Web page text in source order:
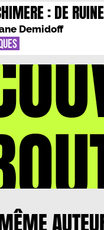
: DE
Demidoff